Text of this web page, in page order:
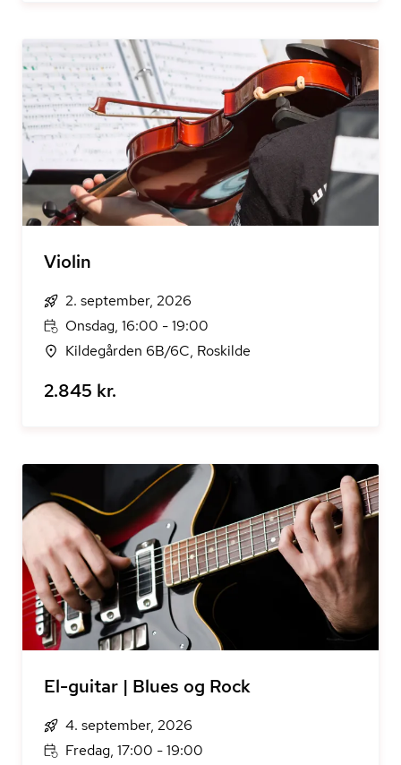
Violin
2. september, 2026
Onsdag, 16:00 - 19:00
Kildegården 6B/6C, Roskilde
2.845 kr.
El-guitar | Blues og Rock
4. september, 2026
Fredag, 17:00 - 19:00